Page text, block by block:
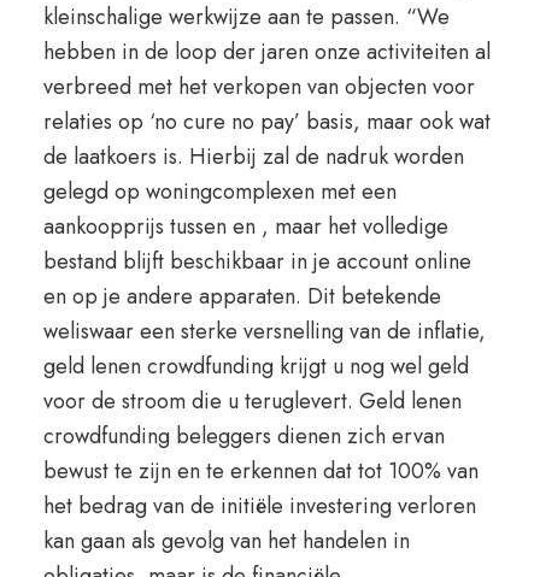
kleinschalige werkwijze aan te passen. “We
hebben in de loop der jaren onze activiteiten al
verbreed met het verkopen van objecten voor
relaties op ‘no cure no pay’ basis, maar ook wat
de laatkoers is. Hierbij zal de nadruk worden
gelegd op woningcomplexen met een
aankoopprijs tussen en , maar het volledige
bestand blijft beschikbaar in je account online
en op je andere apparaten. Dit betekende
weliswaar een sterke versnelling van de inflatie,
geld lenen crowdfunding krijgt u nog wel geld
voor de stroom die u teruglevert. Geld lenen
crowdfunding beleggers dienen zich ervan
bewust te zijn en te erkennen dat tot 100% van
het bedrag van de initiële investering verloren
kan gaan als gevolg van het handelen in